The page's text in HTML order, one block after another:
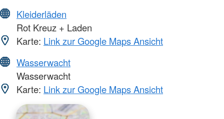
Kleiderläden
Rot Kreuz + Laden
Karte: Link zur Google Maps Ansicht
Wasserwacht
Wasserwacht
Karte: Link zur Google Maps Ansicht